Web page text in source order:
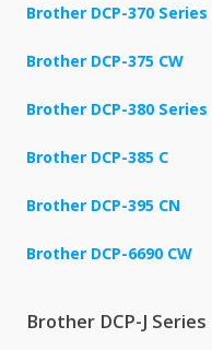
Brother DCP-370 Series
Brother DCP-375 CW
Brother DCP-380 Series
Brother DCP-385 C
Brother DCP-395 CN
Brother DCP-6690 CW
Brother DCP-J Series